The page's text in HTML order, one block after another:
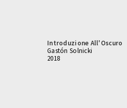
Introduzione All'Oscuro
Gastón Solnicki
2018